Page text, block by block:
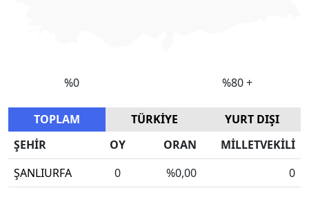
TOPLAM TÜRKİYE
YURT DIŞI
ŞEHİR
OY ORAN
MİLLETVEKİLİ
ŞANLIURFA
0 %0,00 0